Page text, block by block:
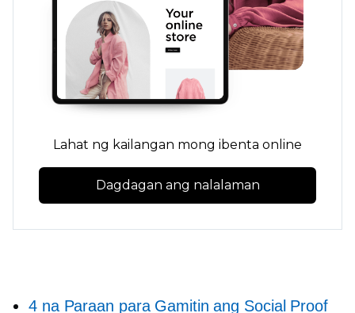
Lahat ng kailangan mong ibenta online
Dagdagan ang nalalaman
4 na Paraan para Gamitin ang Social Proof